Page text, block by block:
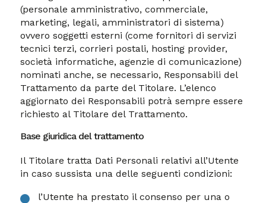
(personale amministrativo, commerciale,
marketing, legali, amministratori di sistema)
ovvero soggetti esterni (come fornitori di servizi
tecnici terzi, corrieri postali, hosting provider,
società informatiche, agenzie di comunicazione)
nominati anche, se necessario, Responsabili del
Trattamento da parte del Titolare. L’elenco
aggiornato dei Responsabili potrà sempre essere
richiesto al Titolare del Trattamento.
Base giuridica del trattamento
Il Titolare tratta Dati Personali relativi all’Utente
in caso sussista una delle seguenti condizioni:
l’Utente ha prestato il consenso per una o